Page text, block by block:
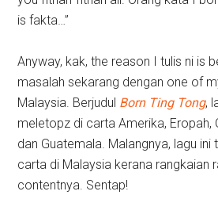
is fakta…”
Anyway, kak, the reason I tulis ni is
masalah sekarang dengan one of
Malaysia. Berjudul Born Ting Tong,
meletopz di carta Amerika, Eropah,
dan Guatemala. Malangnya, lagu
carta di Malaysia kerana rangkaian
contentnya. Sentap!